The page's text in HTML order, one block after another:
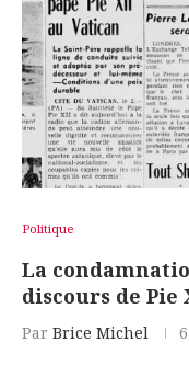
Politique
La
discours de Pie
Par Brice Michel